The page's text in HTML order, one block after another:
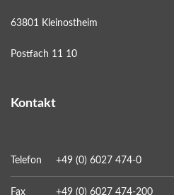
63801 Kleinostheim
Postfach 11 10
Kontakt
Telefon +49 (0) 6027 474-0
Fax +49 (0) 6027 474-200